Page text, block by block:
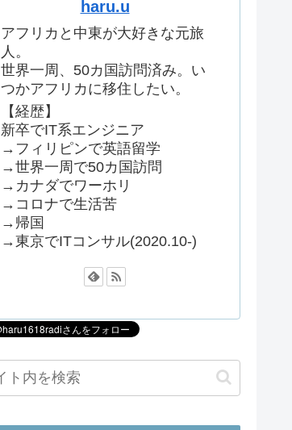
haru.u
アフリカと中東が大好きな元旅
人。
世界一周、50カ国訪問済み。い
つかアフリカに移住したい。
【経歴】
新卒でIT系エンジニア
→フィリピンで英語留学
→世界一周で50カ国訪問
→カナダでワーホリ
→コロナで生活苦
→帰国
→東京でITコンサル(2020.10-)